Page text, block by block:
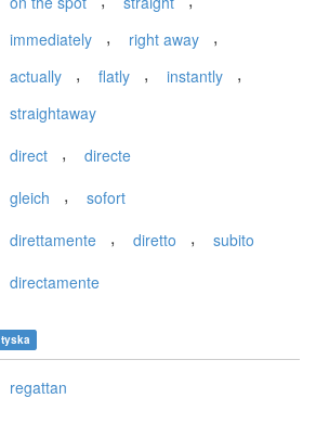
immediately , right away ,
actually , flatly , instantly ,
straightaway
direct , directe
gleich , sofort
direttamente , diretto , subito
directamente
tyska
regattan